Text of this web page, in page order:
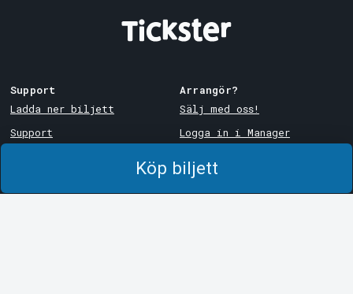
Köp biljett
Support
Ladda ner biljett
Support
Arrangör?
Sälj med oss!
Logga in i Manager